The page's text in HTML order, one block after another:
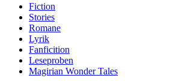
Fiction
Stories
Romane
Lyrik
Fanficition
Leseproben
Magirian Wonder Tales